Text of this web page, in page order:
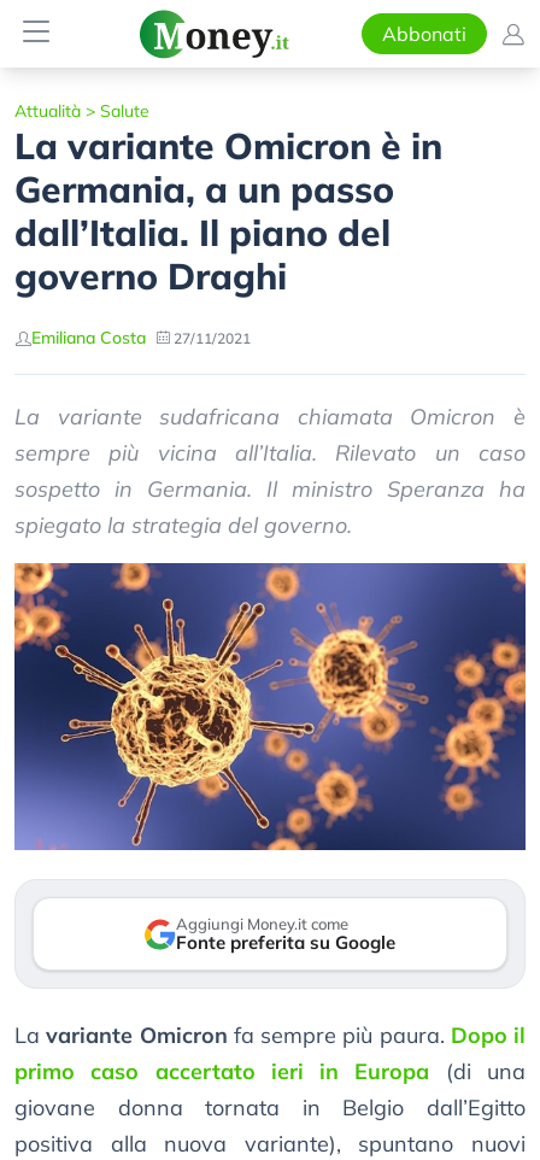
Abbonati
Attualità > Salute
La variante Omicron è in
Germania, a un passo
dall’Italia. Il piano del
governo Draghi
Emiliana Costa 27/11/2021
La variante sudafricana chiamata Omicron è
sempre più vicina all’Italia. Rilevato un caso
sospetto in Germania. Il ministro Speranza ha
spiegato la strategia del governo.
Aggiungi Money.it come
Fonte preferita su Google
Lavariante Omicron fa sempre più paura. Dopo il
primo caso accertato ieri in Europa (di una
giovane donna tornata in Belgio dall’Egitto
positiva alla nuova variante), spuntano nuovi